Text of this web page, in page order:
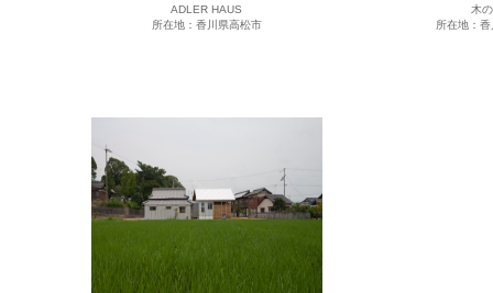
ADLER HAUS
所在地：香川県高松市
木
所在地：